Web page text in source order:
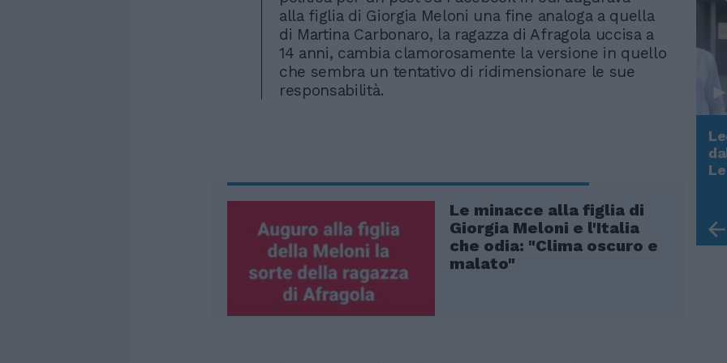
alla figlia di Giorgia Meloni una fine analoga a quella
di Martina Carbonaro, la ragazza di Afragola uccisa a
14 anni, cambia clamorosamente la versione in quello
che sembra un tentativo di ridimensionare le sue
responsabilità.
Le minacce alla figlia di
Giorgia Meloni e l'Italia
che odia: "Clima oscuro e
malato"
Trump, Meloni e la strategia